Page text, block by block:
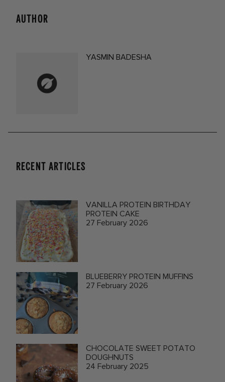
AUTHOR
YASMIN BADESHA
RECENT ARTICLES
VANILLA PROTEIN BIRTHDAY
PROTEIN CAKE
27 February 2026
BLUEBERRY PROTEIN MUFFINS
27 February 2026
CHOCOLATE SWEET POTATO
DOUGHNUTS
24 February 2025